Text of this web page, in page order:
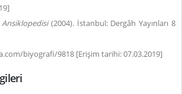
Ansiklopedisi(2004). İstanbul: Dergâh Yayınları 8
biyografi/9818 [Erişim tarihi: 07.03.2019]